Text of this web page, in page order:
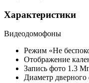
Характеристики
Видеодомофоны
Режим «Не
Отображение
Запись фото 1.3
Диаметр дверного